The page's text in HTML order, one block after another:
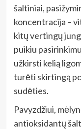
šaltiniai,
koncentracija –
kitų vertingų
puikiu
užkirsti kelią
turėti skirtingą
sudėties.
Pavyzdžiui,
antioksidantų